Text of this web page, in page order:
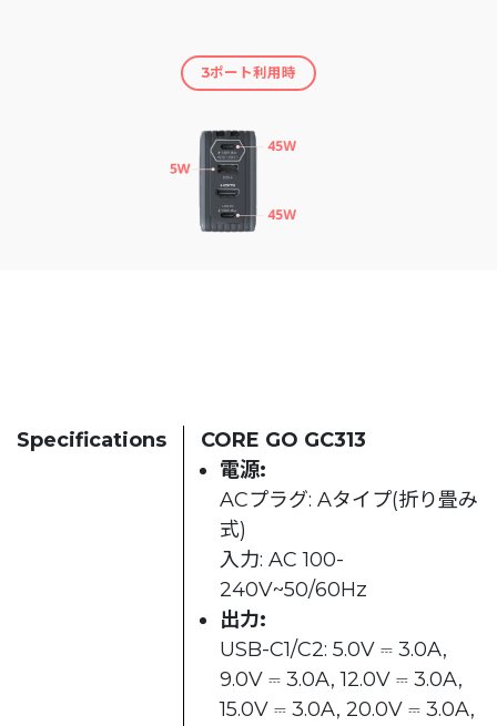
3ポート利用時
Specifications
CORE GO GC313
電源:
ACプラグ: Aタイプ(折り畳み
式)
入力: AC 100-
240V~50/60Hz
出力:
USB-C1/C2: 5.0V ⎓ 3.0A,
9.0V ⎓ 3.0A, 12.0V ⎓ 3.0A,
15.0V ⎓ 3.0A, 20.0V ⎓ 3.0A,